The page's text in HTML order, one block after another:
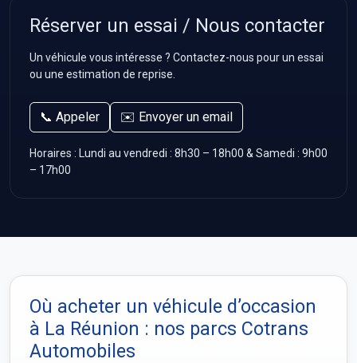
Réserver un essai / Nous contacter
Un véhicule vous intéresse ? Contactez-nous pour un essai
ou une estimation de reprise.
📞 Appeler ✉️ Envoyer un email
Horaires : Lundi au vendredi : 8h30 – 18h00 & Samedi : 9h00
– 17h00
Où acheter un véhicule d’occasion
à La Réunion : nos parcs Cotrans
Automobiles